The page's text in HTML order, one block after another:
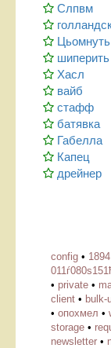
Слпвм
Цьомнуть
шиперить
Хасл
вайб
стафф
батявка
Габелла
Капец
дрейнер
config • 1894
• private •
client • bulk-
• опохмел •
storage •
newsletter •